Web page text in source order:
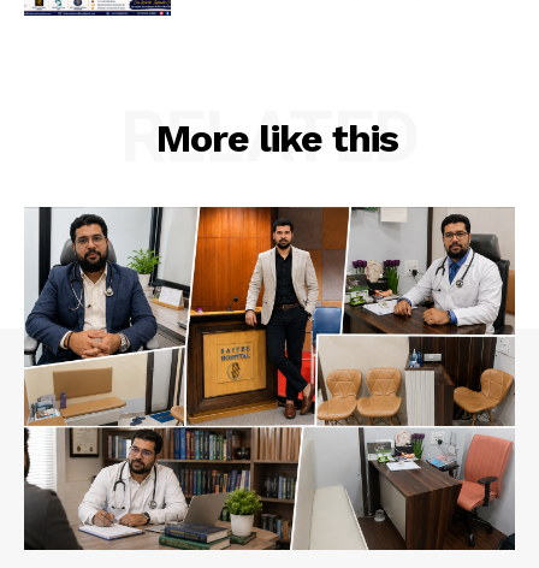
More like this
RELATED